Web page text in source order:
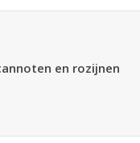
en rozijnen